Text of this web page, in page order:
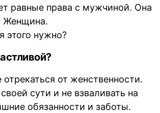
равные права с мужчиной. Она
Женщина.
этого нужно?
от женственности.
сути и не взваливать на
обязанности и заботы.